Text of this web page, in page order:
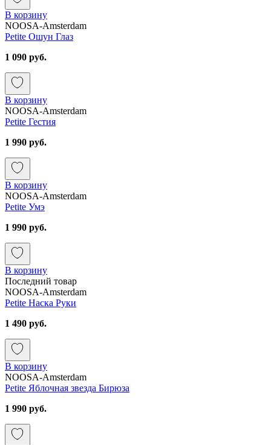
В корзину
NOOSA-Amsterdam
Petite Ошун Глаз
1 090 руб.
В корзину
NOOSA-Amsterdam
Petite Гестия
1 990 руб.
В корзину
NOOSA-Amsterdam
Petite Умэ
1 990 руб.
В корзину
Последний товар
NOOSA-Amsterdam
Petite Наска Руки
1 490 руб.
В корзину
NOOSA-Amsterdam
Petite Яблочная звезда Бирюза
1 990 руб.